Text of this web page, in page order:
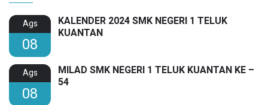
Ags
08
KALENDER 2024 SMK NEGERI 1 TELUK
KUANTAN
Ags
08
MILAD SMK NEGERI 1 TELUK KUANTAN KE –
54